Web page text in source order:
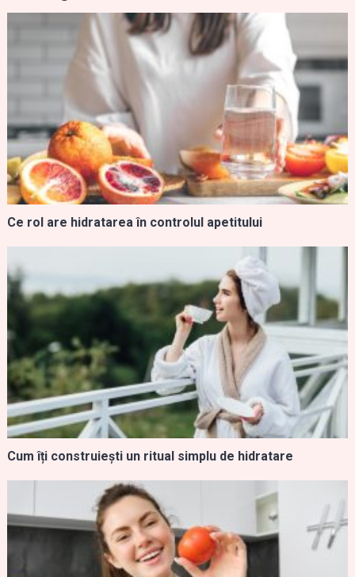
Ce rol are hidratarea în controlul apetitului
Cum îți construiești un ritual simplu de hidratare